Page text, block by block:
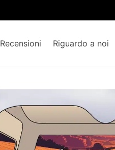
Recensioni Riguardo a noi